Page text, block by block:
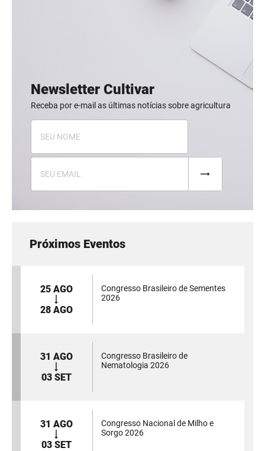
Newsletter Cultivar
Receba por e-mail as últimas notícias sobre agricultura
Próximos Eventos
25 AGO
28 AGO
Congresso Brasileiro de Sementes
2026
31 AGO
03 SET
Congresso Brasileiro de
Nematologia 2026
31 AGO
03 SET
Congresso Nacional de Milho e
Sorgo 2026